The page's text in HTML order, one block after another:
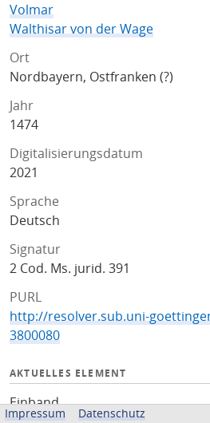
Volmar
Walthisar von der Wage
Ort
Nordbayern, Ostfranken (?)
Jahr
1474
Digitalisierungsdatum
2021
Sprache
Deutsch
Signatur
2 Cod. Ms. jurid. 391
PURL
http://resolver.sub.uni-
3800080
AKTUELLES ELEMENT
Einband
Impressum Datenschutz